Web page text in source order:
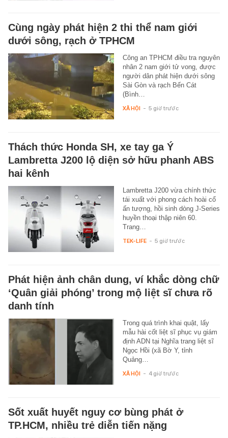
Cùng ngày phát hiện 2 thi thể nam giới
dưới sông, rạch ở TPHCM
Công an TPHCM điều tra nguyên
nhân 2 nam giới tử vong, được
người dân phát hiện dưới sông
Sài Gòn và rạch Bến Cát
(Bình…
XÃ HỘI - 5 giờ trước
Thách thức Honda SH, xe tay ga Ý
Lambretta J200 lộ diện sở hữu phanh ABS
hai kênh
Lambretta J200 vừa chính thức
tái xuất với phong cách hoài cổ
ấn tượng, hồi sinh dòng J-Series
huyền thoại thập niên 60.
Trang…
TEK-LIFE - 5 giờ trước
Phát hiện ảnh chân dung, ví khắc dòng chữ
‘Quân giải phóng’ trong mộ liệt sĩ chưa rõ
danh tính
Trong quá trình khai quật, lấy
mẫu hài cốt liệt sĩ phục vụ giám
định ADN tại Nghĩa trang liệt sĩ
Ngọc Hồi (xã Bờ Y, tỉnh
Quảng…
XÃ HỘI - 4 giờ trước
Sốt xuất huyết nguy cơ bùng phát ở
TP.HCM, nhiều trẻ diễn tiến nặng